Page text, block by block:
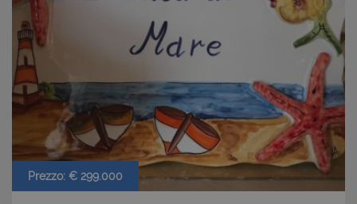
Prezzo: € 299.000